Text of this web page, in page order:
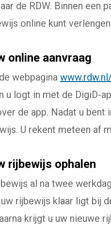
de RDW. Binnen een
online kunt
online aanvraag
webpagina
u logt in met de DigiD-
de app. Nadat u bent
U rekent meteen af
rijbewijs ophalen
al na twee
uw rijbewijs klaar ligt bij
krijgt u uw nieuwe